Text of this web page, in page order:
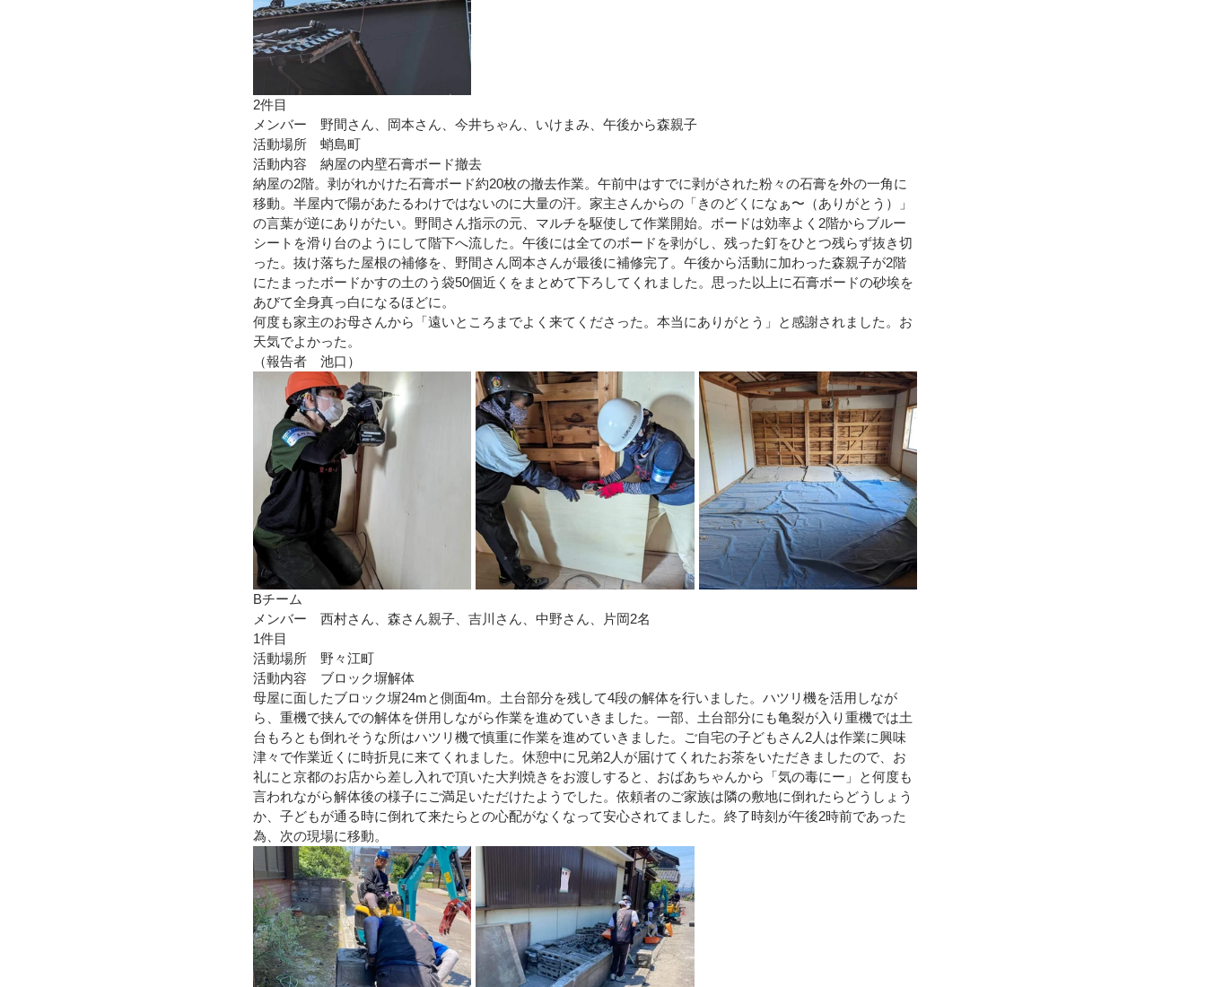
2件目
メンバー　野間さん、岡本さん、今井ちゃん、いけまみ、午後から森親子
活動場所　蛸島町
活動内容　納屋の内壁石膏ボード撤去
納屋の2階。剥がれかけた石膏ボード約20枚の撤去作業。午前中はすでに剥がされた粉々の石膏を外の一角に
移動。半屋内で陽があたるわけではないのに大量の汗。家主さんからの「きのどくになぁ〜（ありがとう）」
の言葉が逆にありがたい。野間さん指示の元、マルチを駆使して作業開始。ボードは効率よく2階からブルー
シートを滑り台のようにして階下へ流した。午後には全てのボードを剥がし、残った釘をひとつ残らず抜き切
った。抜け落ちた屋根の補修を、野間さん岡本さんが最後に補修完了。午後から活動に加わった森親子が2階
にたまったボードかすの土のう袋50個近くをまとめて下ろしてくれました。思った以上に石膏ボードの砂埃を
あびて全身真っ白になるほどに。
何度も家主のお母さんから「遠いところまでよく来てくださった。本当にありがとう」と感謝されました。お
天気でよかった。
（報告者　池口）
Bチーム
メンバー　西村さん、森さん親子、吉川さん、中野さん、片岡2名
1件目
活動場所　野々江町
活動内容　ブロック塀解体
母屋に面したブロック塀24mと側面4m。土台部分を残して4段の解体を行いました。ハツリ機を活用しなが
ら、重機で挟んでの解体を併用しながら作業を進めていきました。一部、土台部分にも亀裂が入り重機では土
台もろとも倒れそうな所はハツリ機で慎重に作業を進めていきました。ご自宅の子どもさん2人は作業に興味
津々で作業近くに時折見に来てくれました。休憩中に兄弟2人が届けてくれたお茶をいただきましたので、お
礼にと京都のお店から差し入れで頂いた大判焼きをお渡しすると、おばあちゃんから「気の毒にー」と何度も
言われながら解体後の様子にご満足いただけたようでした。依頼者のご家族は隣の敷地に倒れたらどうしょう
か、子どもが通る時に倒れて来たらとの心配がなくなって安心されてました。終了時刻が午後2時前であった
為、次の現場に移動。